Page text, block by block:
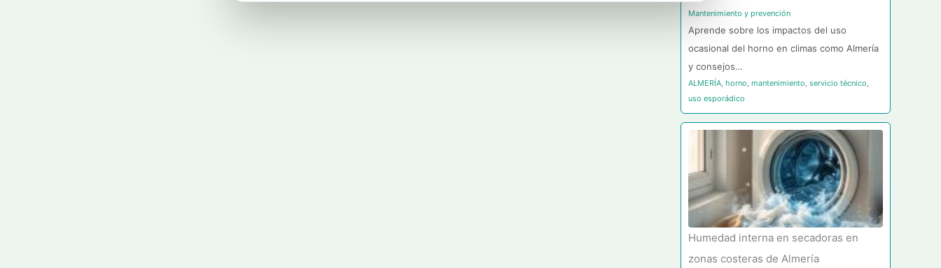
Mantenimiento y prevención
Aprende sobre los impactos del uso
ocasional del horno en climas como Almería
y consejos…
ALMERÍA, horno, mantenimiento, servicio técnico,
uso esporádico
Humedad interna en secadoras en
zonas costeras de Almería